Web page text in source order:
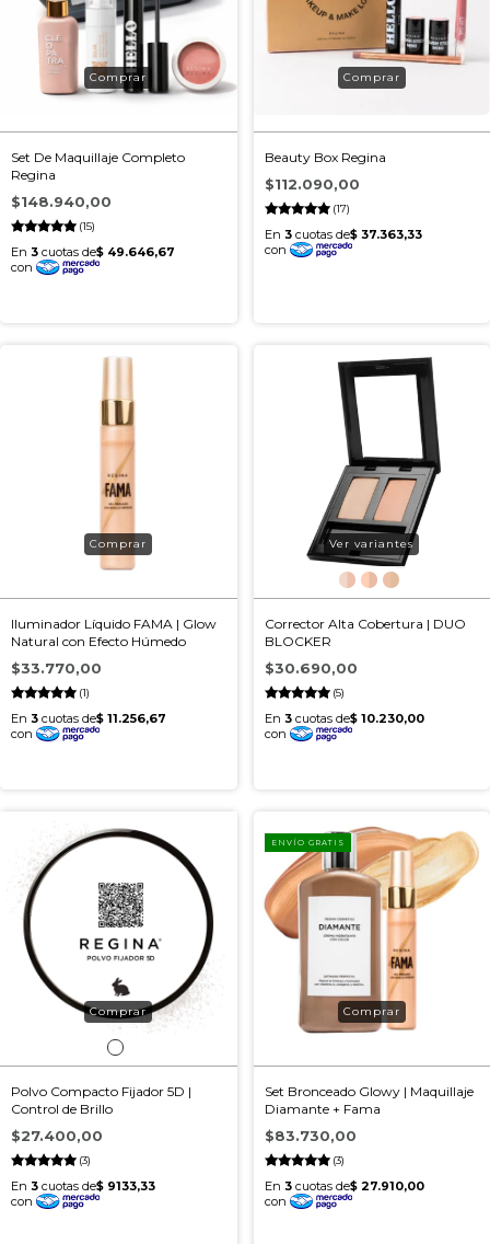
Set De Maquillaje Completo
Regina
(15)
$148.940,00
Beauty Box Regina
(17)
$112.090,00
Iluminador Líquido FAMA | Glow
Natural con Efecto Húmedo
(1)
$33.770,00
Corrector Alta Cobertura | DUO
BLOCKER
(5)
$30.690,00
Ver variantes
Polvo Compacto Fijador 5D |
Control de Brillo
(3)
$27.400,00
ENVÍO GRATIS
Set Bronceado Glowy | Maquillaje
Diamante + Fama
(3)
$83.730,00